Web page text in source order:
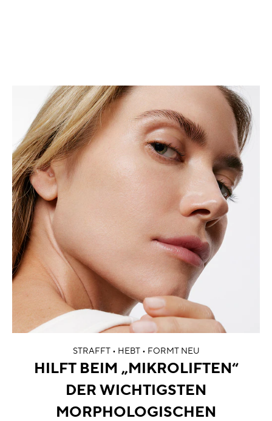
STRAFFT • HEBT • FORMT NEU
HILFT BEIM „MIKROLIFTEN“
DER WICHTIGSTEN
MORPHOLOGISCHEN